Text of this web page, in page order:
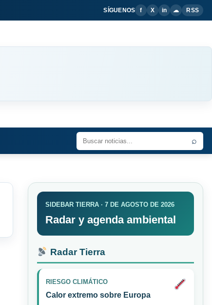
SÍGUENOS f X in ☁ RSS
⌕
SIDEBAR TIERRA · 7 DE AGOSTO DE 2026
Radar y agenda ambiental
Radar Tierra
RIESGO CLIMÁTICO
Calor extremo sobre Europa